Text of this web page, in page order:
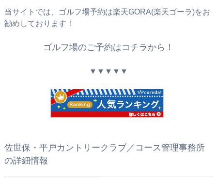
当サイトでは、ゴルフ場予約は楽天GORA(楽天ゴーラ)をお
勧めしております！
ゴルフ場のご予約はコチラから！
▼▼▼▼▼
佐世保・平戸カントリークラブ／コース管理事務所
の詳細情報